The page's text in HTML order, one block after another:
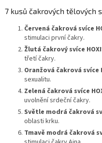
7 kusů čakrových tělových
Červená čakrová svíce
stimulaci první čakry.
Žlutá čakrový svíce
třetí čakry.
Oranžová čakrová svíce
sexualitu.
Zelená čakrová svíce
uvolnění srdeční čakry.
Světle modrá čakrová
oblasti krku.
Tmavě modrá čakrová